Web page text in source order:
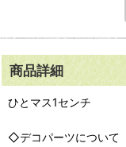
商品詳細
ひとマス1センチ
◇デコパーツについて